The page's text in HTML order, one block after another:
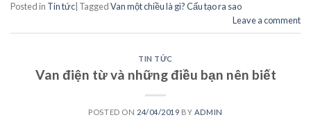
Posted in Tin tức TaggedVan một chiều là gì? Cấu tạo ra sao
Leave a comment
TIN TỨC
Van điện từ và những điều bạn nên biết
POSTED ON 24/04/2019 BY ADMIN